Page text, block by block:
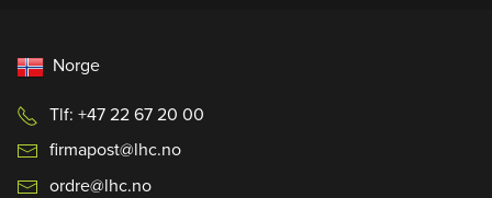
Norge
Tlf: +47 22 67 20 00
firmapost@lhc.no
ordre@lhc.no